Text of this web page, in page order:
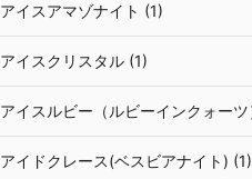
アイスアマゾナイト (1)
アイスクリスタル (1)
アイスルビー（ルビーインクォーツ
アイドクレース(ベスビアナイト) (1)